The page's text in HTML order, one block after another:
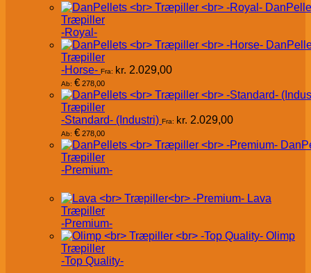
Træpiller
-Royal-
Træpiller
-Horse- Fra: kr. 2.029,00
Ab: € 278,00
Træpiller
-Standard- (Industri) Fra: kr. 2.029,00
Ab: € 278,00
Træpiller
-Premium-
Lava
Træpiller
-Premium-
Olimp
Træpiller
-Top Quality-